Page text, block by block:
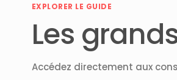
EXPLORER LE GUIDE
Les
Accédez directement aux